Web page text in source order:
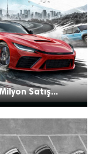
Satış...